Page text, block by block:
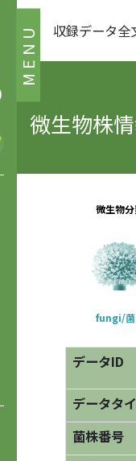
MENU 収録データ全
微生物株
データID
データタ
菌株番号